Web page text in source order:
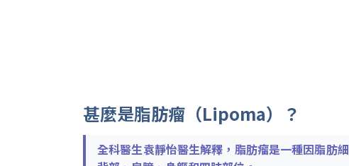
甚麼是脂肪瘤（Lipoma）？
全科醫生袁靜怡醫生解釋，脂肪瘤是一種因脂肪